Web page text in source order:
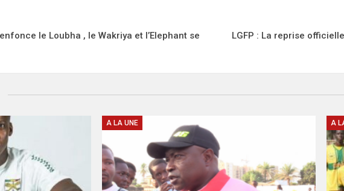
le Loubha , le Wakriya et l’Elephant se
LGFP : La reprise
A LA UNE A